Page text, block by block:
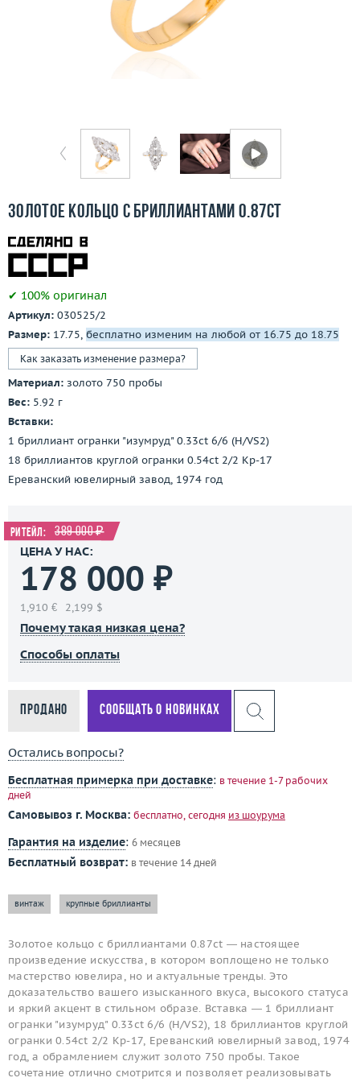
Бесплатная доставка
Ломбард
3D-тур по шоуруму
Золотое кольцо с бриллиантами 0.87ct
✔ 100% оригинал
Артикул: 030525/2
Размер: 17.75, бесплатно изменим на любой от 16.75 до 18.75
Как заказать изменение размера?
Материал: золото 750 пробы
Вес: 5.92 г
Вставки:
1 бриллиант огранки "изумруд" 0.33ct 6/6 (H/VS2)
18 бриллиантов круглой огранки 0.54ct 2/2 Кр-17
Ереванский ювелирный завод, 1974 год
Ритейл: 389 000 ₽
ЦЕНА У НАС:
178 000 ₽
1,910 € 2,199 $
Почему такая низкая цена?
Способы оплаты
Продано Сообщать о новинках
Остались вопросы?
Бесплатная примерка при доставке: в течение 1-7 рабочих
дней
Самовывоз г. Москва: бесплатно, сегодня из шоурума
Гарантия на изделие: 6 месяцев
Бесплатный возврат: в течение 14 дней
винтаж крупные бриллианты
Золотое кольцо с бриллиантами 0.87ct — настоящее
произведение искусства, в котором воплощено не только
мастерство ювелира, но и актуальные тренды. Это
доказательство вашего изысканного вкуса, высокого статуса
и яркий акцент в стильном образе. Вставка — 1 бриллиант
огранки "изумруд" 0.33ct 6/6 (H/VS2), 18 бриллиантов круглой
огранки 0.54ct 2/2 Кр-17, Ереванский ювелирный завод, 1974
год, а обрамлением служит золото 750 пробы. Такое
сочетание отлично смотрится и позволяет реализовывать